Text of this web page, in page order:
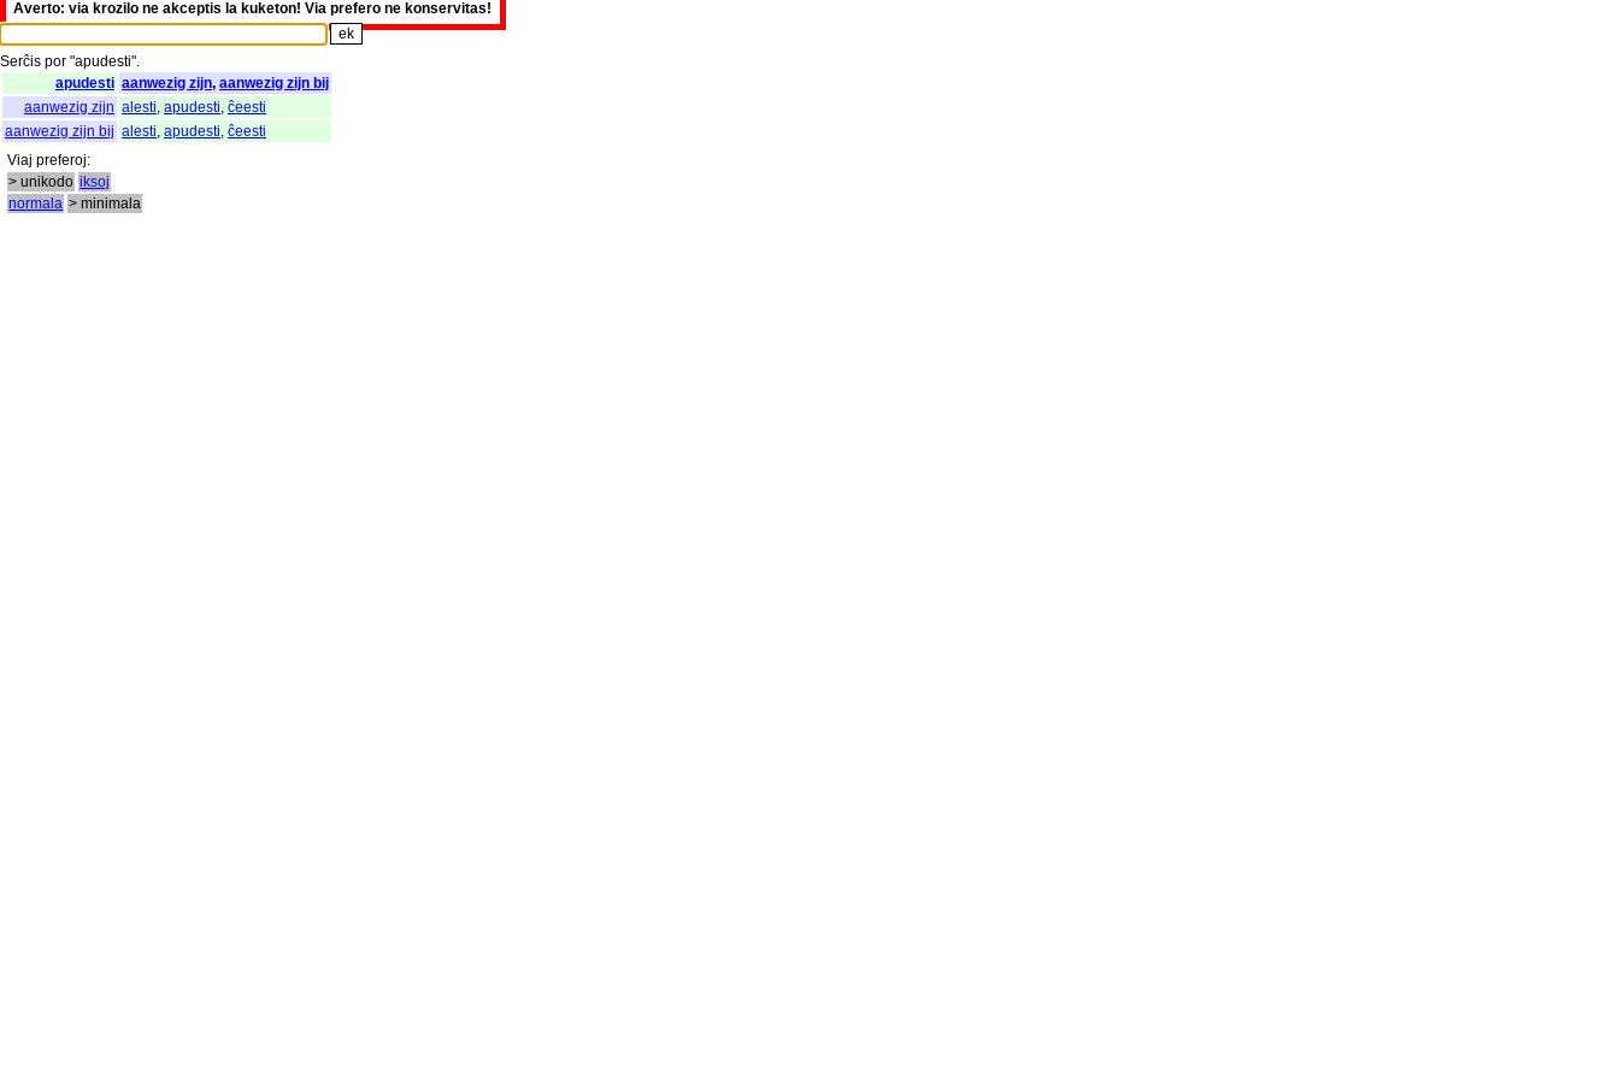
Averto: via krozilo ne akceptis la kuketon! Via prefero ne konservitas!
Serĉis por "apudesti".
apudesti aanwezig zijn, aanwezig zijn bij
aanwezig zijn alesti apudesti ĉeesti
aanwezig zijn bij alesti apudesti ĉeesti
Viaj preferoj:
> unikodo iksoj
normala > minimala